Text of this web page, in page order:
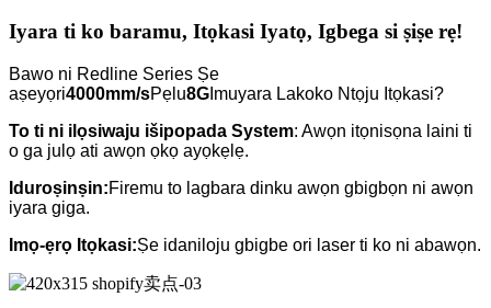
Iyara ti ko baramu, Itọkasi Iyatọ, Igbega si ṣiṣe rẹ!
Bawo ni Redline Series Ṣe
aṣeyọri4000mm/sPẹlu8G Imuyara Lakoko Ntọju Itọkasi?
To ti ni ilọsiwaju išipopada System: Awọn itọnisọna laini ti
o ga julọ ati awọn ọkọ ayọkẹlẹ.
Iduroṣinṣin:Firemu to lagbara dinku awọn gbigbọn ni awọn
iyara giga.
Imọ-ẹrọ Itọkasi:Ṣe idaniloju gbigbe ori laser ti ko ni abawọn.